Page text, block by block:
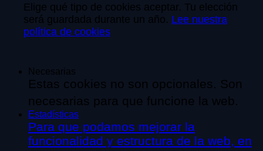
Elige qué tipo de cookies aceptar. Tu elección
será guardada durante un año. Lee nuestra
política de cookies
Necesarias
Estas cookies no son opcionales. Son
necesarias para que funcione la web.
Estadísticas
Para que podamos mejorar la
funcionalidad y estructura de la web, en